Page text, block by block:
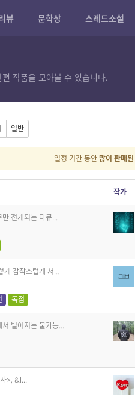
뷰 문학상 스레드소설
작품을 모아볼 수 있습니다.
일반
일정 기간 동안많이 판매된
작가
전개되는 다큐...
게 갑작스럽게 서...
독점
벌어지는 불가능...
>, &l...